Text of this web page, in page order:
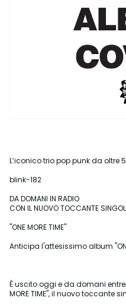
L’iconico trio pop punk da oltre
blink-182
DA DOMANI IN RADIO
CON IL NUOVO TOCCANTE
"ONE MORE TIME"
Anticipa l'attesissimo album "ONE
È uscito oggi e da domani
MORE TIME", il nuovo toccante